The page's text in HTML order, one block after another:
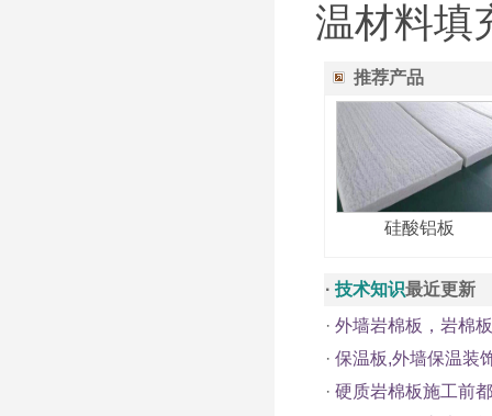
温材料填
推荐产品
硅酸铝板
· 技术知识最近更新
· 外墙岩棉板，岩棉
· 保温板,外墙保温装
· 硬质岩棉板施工前